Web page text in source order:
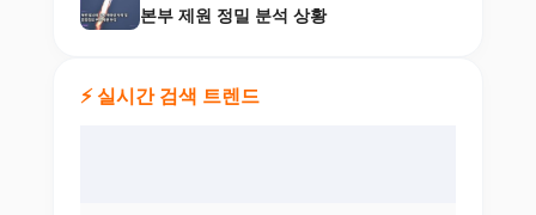
본부 제원 정밀 분석 상황
⚡ 실시간 검색 트렌드